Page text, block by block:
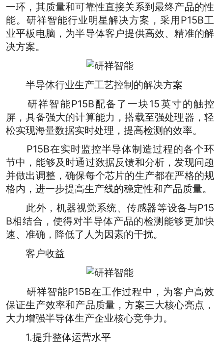
一环，其质量和可靠性直接关系到最终产品的性
能。研祥智能行业明星解决方案，采用P15B工
业平板电脑，为半导体客户提供高效、精准的解
决方案。
半导体行业生产工艺控制的解决方案
研祥智能P15B配备了一块15英寸的触控
屏，具备强大的计算能力，搭载至强处理器，轻
松实现海量数据实时处理，提高检测的效率。
P15B在实时监控半导体制造过程的各个环
节中，能够及时通过数据反馈和分析，发现问题
并做出调整，确保每个芯片的生产都在严格的规
格内，进一步提高生产线的稳定性和产品质量。
此外， 机器视觉系统、传感器等设备与P15
B相结合，使得对半导体产品的检测能够更加快
速、准确，降低了人为因素的干扰。
客户收益
研祥智能P15B在工作过程中，为客户高效
保证生产效率和产品质量，方案三大核心亮点，
大力增强半导体生产企业核心竞争力。
1.提升整体运营水平